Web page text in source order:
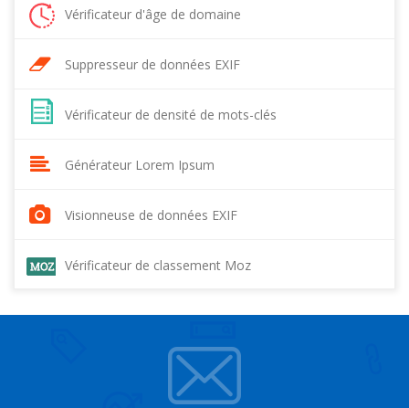
Vérificateur d'âge de domaine
Suppresseur de données EXIF
Vérificateur de densité de mots-clés
Générateur Lorem Ipsum
Visionneuse de données EXIF
Vérificateur de classement Moz